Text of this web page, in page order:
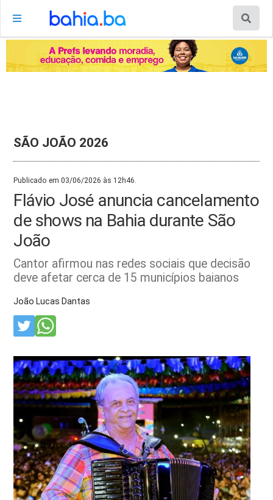
SÃO JOÃO 2026
Publicado em 03/06/2026 às 12h46.
Flávio José anuncia cancelamento
de shows na Bahia durante São
João
Cantor afirmou nas redes sociais que decisão
deve afetar cerca de 15 municípios baianos
João Lucas Dantas